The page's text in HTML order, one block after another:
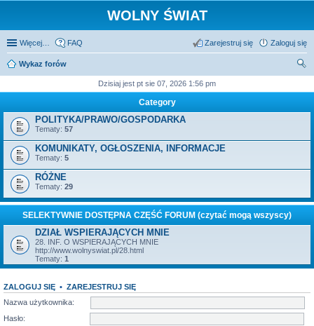
WOLNY ŚWIAT
Więcej… FAQ Zaloguj się
Zarejestruj się
Wykaz forów
Dzisiaj jest pt sie 07, 2026 1:56 pm
Category
POLITYKA/PRAWO/GOSPODARKA
Tematy: 57
KOMUNIKATY, OGŁOSZENIA, INFORMACJE
Tematy: 5
RÓŻNE
Tematy: 29
SELEKTYWNIE DOSTĘPNA CZĘŚĆ FORUM (czytać mogą wszyscy)
DZIAŁ WSPIERAJĄCYCH MNIE
28. INF. O WSPIERAJĄCYCH MNIE
http://www.wolnyswiat.pl/28.html
Tematy: 1
ZALOGUJ SIĘ • ZAREJESTRUJ SIĘ
Nazwa użytkownika:
Hasło: